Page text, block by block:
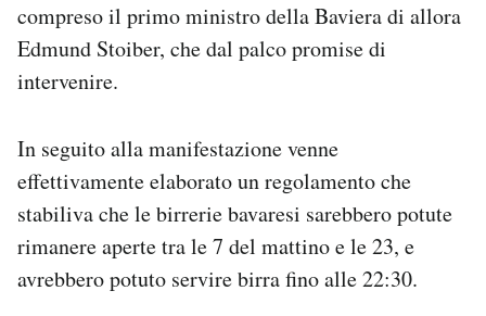
compreso il primo ministro della Baviera di allora
Edmund Stoiber, che dal palco promise di
intervenire.
In seguito alla manifestazione venne
effettivamente elaborato un regolamento che
stabiliva che le birrerie bavaresi sarebbero potute
rimanere aperte tra le 7 del mattino e le 23, e
avrebbero potuto servire birra fino alle 22:30.